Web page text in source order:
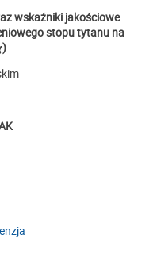
wskaźniki jakościowe
stopu tytanu na